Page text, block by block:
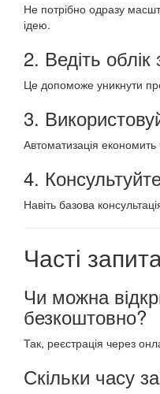
Не потрібно одразу
ідею.
2. Ведіть
Це допоможе уникнути
3.
Автоматизація
4.
Навіть базова
Часті
Чи можна
безкоштовно?
Так, реєстрація через
Скільки часу